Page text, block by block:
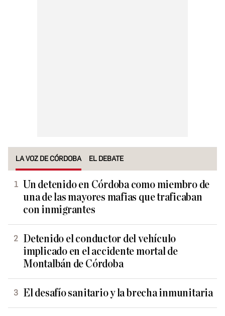
LA VOZ DE CÓRDOBA EL DEBATE
Un detenido en Córdoba como miembro de
una de las mayores mafias que traficaban
con inmigrantes
Detenido el conductor del vehículo
implicado en el accidente mortal de
Montalbán de Córdoba
El desafío sanitario y la brecha inmunitaria